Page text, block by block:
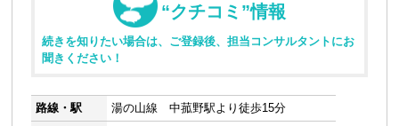
“クチコミ”情報
続きを知りたい場合は、ご登録後、担当コンサルタントにお
聞きください！
路線・駅
湯の山線 中菰野駅より徒歩15分